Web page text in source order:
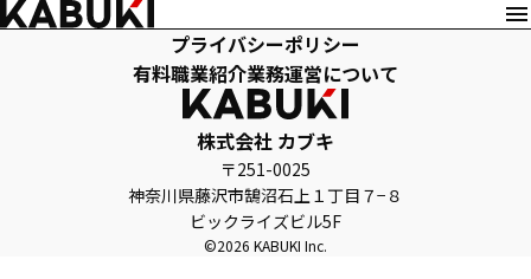
プライバシーポリシー
有料職業紹介業務運営について
株式会社 カブキ
〒251-0025
神奈川県藤沢市鵠沼石上１丁目７−８
ビックライズビル5F
©2026 KABUKI Inc.